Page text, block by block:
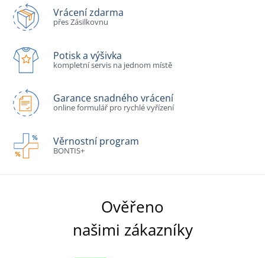
Vrácení zdarma
přes Zásilkovnu
Potisk a výšivka
kompletní servis na jednom místě
Garance snadného vrácení
online formulář pro rychlé vyřízení
Věrnostní program
BONTIS+
Ověřeno
našimi zákazníky